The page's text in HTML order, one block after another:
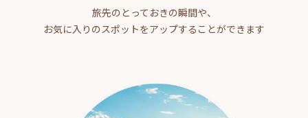
旅先のとっておきの瞬間や、
お気に入りのスポットをアップすることができます